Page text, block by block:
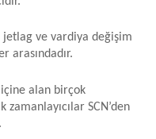
jetlag ve vardiya değişim
arasındadır.
içine alan birçok
SCN’den